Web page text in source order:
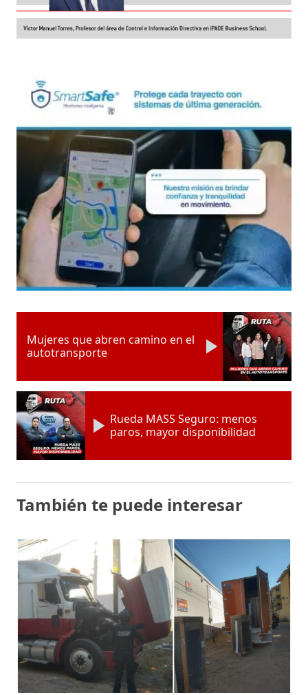
Mujeres que abren camino en el
autotransporte
Rueda MASS Seguro: menos
paros, mayor disponibilidad
También te puede interesar